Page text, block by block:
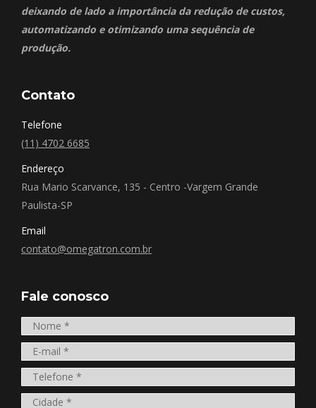
deixando de lado a importância da redução de custos,
automatizando e otimizando uma sequência de
produção.
Contato
Telefone
(11) 4702 6685
Endereço
Rua Mario Scarvance, 135 - Centro -Vargem Grande
Paulista-SP
Email
contato@omegatron.com.br
Fale conosco
Nome *
E-mail *
Telefone *
Cidade *